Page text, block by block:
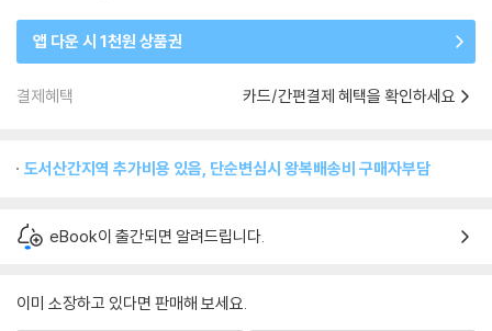
앱 다운 시 1천원 상품권
결제혜택 카드/간편결제 혜택을 확인하세요
도서산간지역 추가비용 있음, 단순변심시 왕복배송비 구매자부담
eBook이 출간되면 알려드립니다.
이미 소장하고 있다면 판매해 보세요.